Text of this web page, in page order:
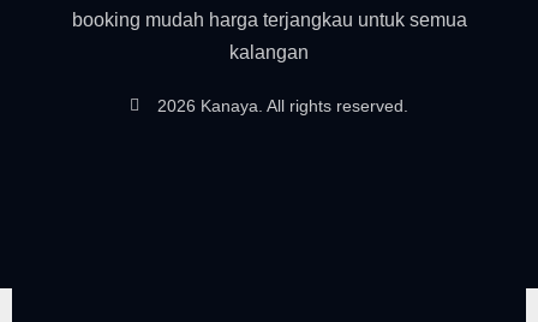
booking mudah harga terjangkau untuk semua
kalangan
2026 Kanaya. All rights reserved.